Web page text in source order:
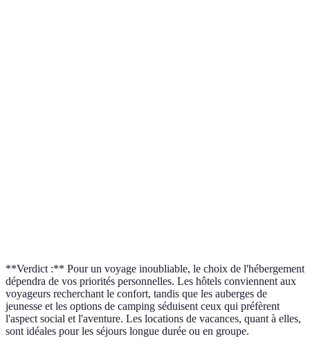
**Verdict :** Pour un voyage inoubliable, le choix de l'hébergement
dépendra de vos priorités personnelles. Les hôtels conviennent aux
voyageurs recherchant le confort, tandis que les auberges de
jeunesse et les options de camping séduisent ceux qui préfèrent
l'aspect social et l'aventure. Les locations de vacances, quant à elles,
sont idéales pour les séjours longue durée ou en groupe.